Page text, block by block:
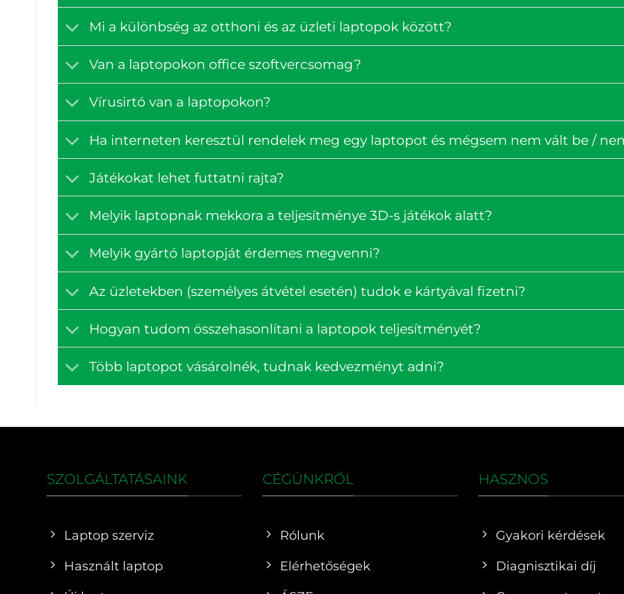
Mi a különbség az otthoni és az üzleti laptopok között?
Van a laptopokon office szoftvercsomag?
Vírusirtó van a laptopokon?
Ha interneten keresztül rendelek meg egy laptopot és mégsem nem vált be /
Játékokat lehet futtatni rajta?
Melyik laptopnak mekkora a teljesítménye 3D-s játékok alatt?
Melyik gyártó laptopját érdemes megvenni?
Az üzletekben (személyes átvétel esetén) tudok e kártyával fizetni?
Hogyan tudom összehasonlítani a laptopok teljesítményét?
Több laptopot vásárolnék, tudnak kedvezményt adni?
SZOLGÁLTATÁSAINK
Laptop szerviz
Használt laptop
CÉGÜNKRŐL
Rólunk
Elérhetőségek
HASZNOS
Gyakori kérdések
Diagnisztikai díj